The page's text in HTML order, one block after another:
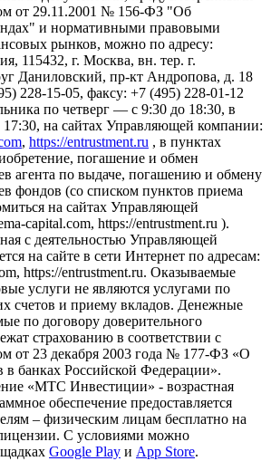
от 29.11.2001 № 156-ФЗ "Об
и нормативными правовыми
рынков, можно по адресу:
115432, г. Москва, вн. тер. г.
Даниловский, пр-кт Андропова, д. 18
228-15-05, факсу: +7 (495) 228-01-12
по четверг — c 9:30 до 18:30, в
на сайтах Управляющей компании:
, https://entrustment.ru , в пунктах
погашение и обмен
агента по выдаче, погашению и обмену
фондов (со списком пунктов приема
на сайтах Управляющей
capital.com, https://entrustment.ru ).
с деятельностью Управляющей
на сайте в сети Интернет по адресам:
https://entrustment.ru. Оказываемые
услуги не являются услугами по
счетов и приему вкладов. Денежные
по договору доверительного
страхованию в соответствии с
от 23 декабря 2003 года № 177-ФЗ «О
в банках Российской Федерации».
«МТС Инвестиции» - возрастная
обеспечение предоставляется
– физическим лицам бесплатно на
С условиями можно
Google Play и App Store.